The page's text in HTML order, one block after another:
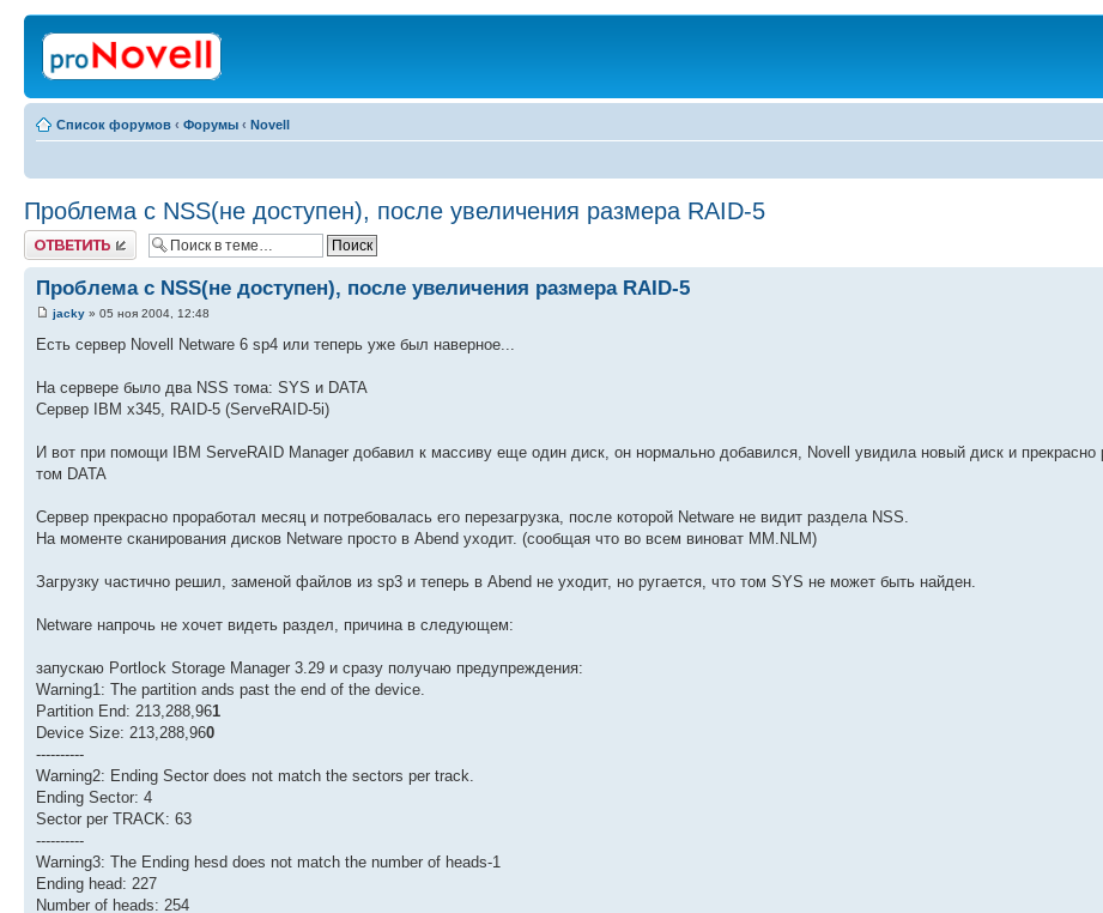
Список форумов ‹ Форумы ‹ Novell
Проблема с NSS(не доступен), после увеличения размера RAID-5
Ответить
Проблема с NSS(не доступен), после увеличения размера RAID-5
jacky » 05 ноя 2004, 12:48
Есть сервер Novell Netware 6 sp4 или теперь уже был наверное...
На сервере было два NSS тома: SYS и DATA
Сервер IBM x345, RAID-5 (ServeRAID-5i)
И вот при помощи IBM ServeRAID Manager добавил к массиву еще один диск, он нормально добавился, Novell увидила новый диск и прекрасно
том DATA
Сервер прекрасно проработал месяц и потребовалась его перезагрузка, после которой Netware не видит раздела NSS.
На моменте сканирования дисков Netware просто в Abend уходит. (сообщая что во всем виноват MM.NLM)
Загрузку частично решил, заменой файлов из sp3 и теперь в Abend не уходит, но ругается, что том SYS не может быть найден.
Netware напрочь не хочет видеть раздел, причина в следующем:
запускаю Portlock Storage Manager 3.29 и сразу получаю предупреждения:
Warning1: The partition ands past the end of the device.
Partition End: 213,288,961
Device Size: 213,288,960
----------
Warning2: Ending Sector does not match the sectors per track.
Ending Sector: 4
Sector per TRACK: 63
----------
Warning3: The Ending hesd does not match the number of heads-1
Ending head: 227
Number of heads: 254